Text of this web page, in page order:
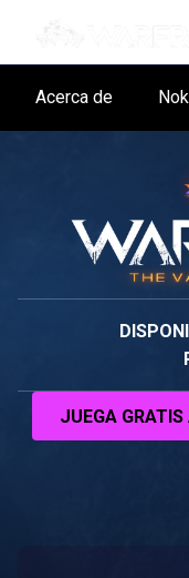
Acerca de
JUEGA GRATIS